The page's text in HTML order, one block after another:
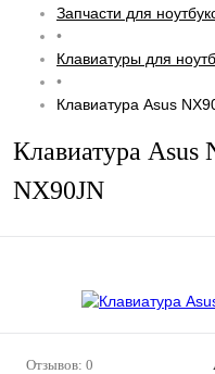
Запчасти для
•
Клавиатуры для
•
Клавиатура Asus
Клавиатура Asus
NX90JN
Отзывов: 0